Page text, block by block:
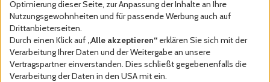
Optimierung dieser Seite, zur Anpassung der Inhalte an Ihre
Nutzungsgewohnheiten und für passende Werbung auch auf
Drittanbieterseiten.
Durch einen Klick auf „Alle akzeptieren“ erklären Sie sich mit der
Verarbeitung Ihrer Daten und der Weitergabe an unsere
Vertragspartner einverstanden. Dies schließt gegebenenfalls die
Verarbeitung der Daten in den USA mit ein.